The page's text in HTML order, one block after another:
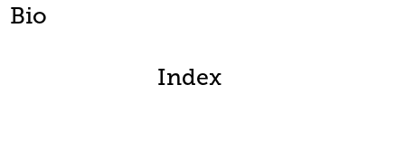
Bio
Index